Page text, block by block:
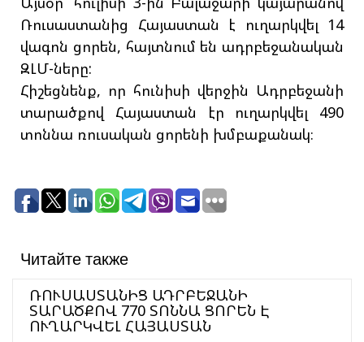
Ռուսաստանից Հայաստան է ուղարկվել 14
վագոն ցորեն, հայտնում են ադրբեջանական
ԶԼՄ-ները:
Հիշեցնենք, որ հունիսի վերջին Ադրբեջանի
տարածքով Հայաստան էր ուղարկվել 490
տոննա ռուսական ցորենի խմբաքանակ։
Читайте также
ՌՈՒՍԱՍՏԱՆԻՑ ԱԴՐԲԵՋԱՆԻ
ՏԱՐԱԾՔՈՎ 770 ՏՈՆՆԱ ՑՈՐԵՆ Է
ՈՒՂԱՐԿՎԵԼ ՀԱՅԱՍՏԱՆ